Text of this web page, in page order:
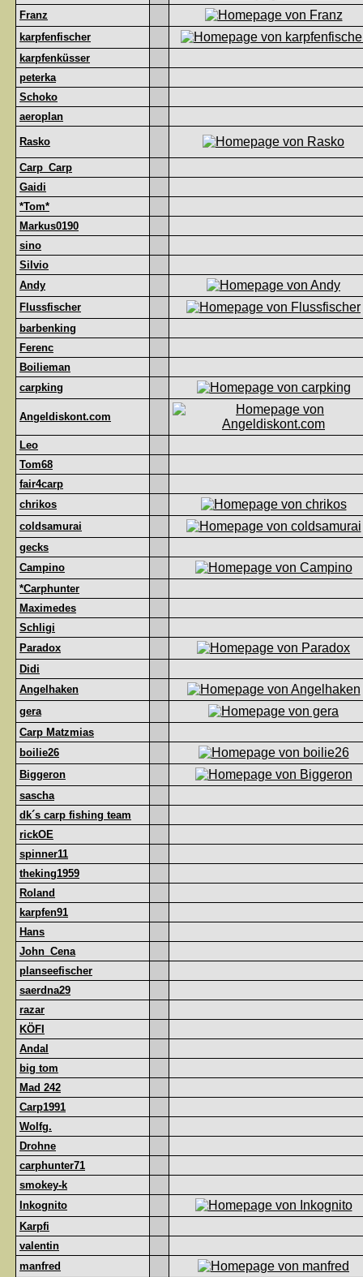
Franz
karpfenfischer
karpfenküsser
peterka
Schoko
aeroplan
Rasko
Carp_Carp
Gaidi
*Tom*
Markus0190
sino
Silvio
Andy
Flussfischer
barbenking
Ferenc
Boilieman
carpking
Angeldiskont.com
Leo
Tom68
fair4carp
chrikos
coldsamurai
gecks
Campino
*Carphunter
Maximedes
Schligi
Paradox
Didi
Angelhaken
gera
Carp Matzmias
boilie26
Biggeron
sascha
dk´s carp fishing team
rickOE
spinner11
theking1959
Roland
karpfen91
Hans
John_Cena
planseefischer
saerdna29
razar
KÖFI
Andal
big tom
Mad 242
Carp1991
Wolfg.
Drohne
carphunter71
smokey-k
Inkognito
Karpfi
valentin
manfred